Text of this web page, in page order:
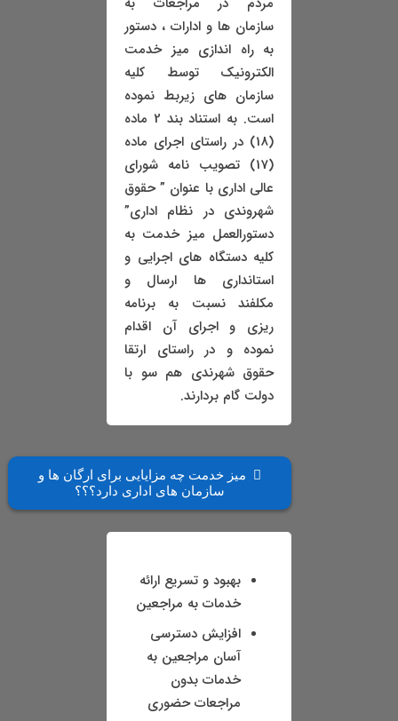
سازمان ها و ادارات ، دستور
به راه اندازی میز خدمت
الکترونیک توسط کلیه
سازمان های زیربط نموده
است. به استناد بند 2 ماده
(18) در راستای اجرای ماده
(17) تصویب نامه شورای
عالی اداری با عنوان ” حقوق
شهروندی در نظام اداری”
دستورالعمل میز خدمت به
کلیه دستگاه های اجرایی و
استانداری ها ارسال و
مکلفند نسبت به برنامه
ریزی و اجرای آن اقدام
نموده و در راستای ارتقا
حقوق شهرندی هم سو با
دولت گام بردارند.
میز خدمت چه مزایایی برای ارگان ها و
سازمان های اداری دارد؟؟؟
بهبود و تسریع ارائه
خدمات به مراجعین
افزایش دسترسی
آسان مراجعین به
خدمات بدون
مراجعات حضوری